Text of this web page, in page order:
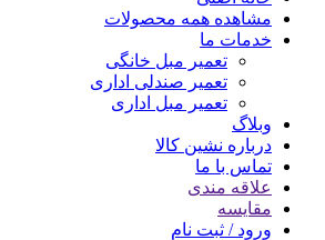
مشاهده همه محصولات
خدمات ما
تعمیر مبل خانگی
تعمیر صندلی اداری
تعمیر مبل اداری
وبلاگ
درباره نشین کالا
تماس با ما
علاقه مندی
مقایسه
ورود / ثبت نام